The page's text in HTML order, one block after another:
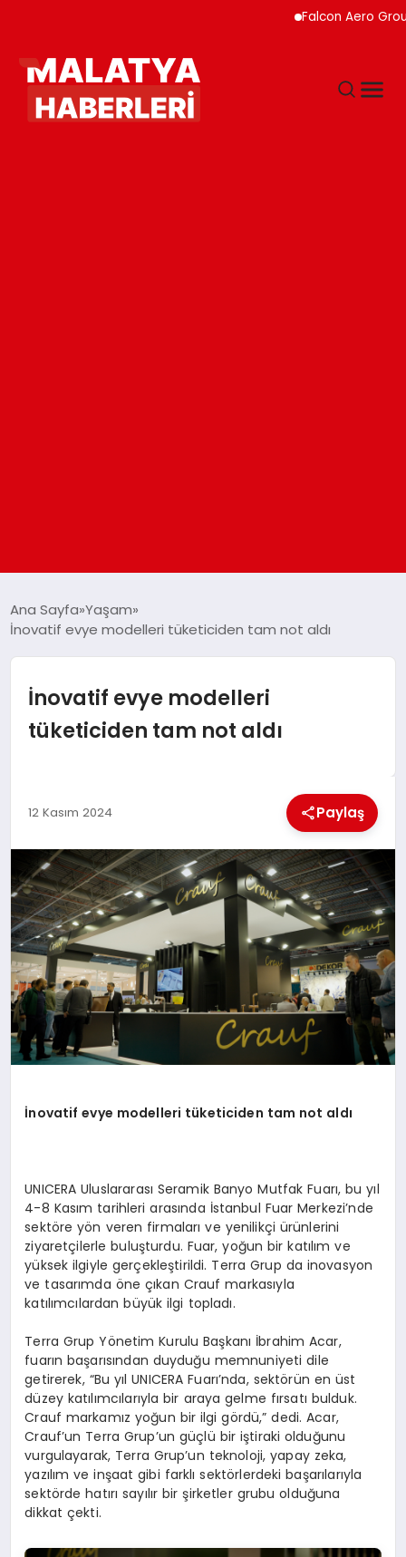
Falcon Aero Group,
DÜNYA
EKONOMI
MAGAZIN
SAĞLIK
SIYASET
SPOR
Ana Sayfa Yaşam
İnovatif evye modelleri tüketiciden tam not aldı
İnovatif evye modelleri
tüketiciden tam not aldı
12 Kasım 2024 Paylaş
İnovatif evye modelleri tüketiciden tam not aldı
UNICERA Uluslararası Seramik Banyo Mutfak Fuarı, bu yıl
4-8 Kasım tarihleri arasında İstanbul Fuar Merkezi’nde
sektöre yön veren firmaları ve yenilikçi ürünlerini
ziyaretçilerle buluşturdu. Fuar, yoğun bir katılım ve
yüksek ilgiyle gerçekleştirildi. Terra Grup da inovasyon
ve tasarımda öne çıkan Crauf markasıyla
katılımcılardan büyük ilgi topladı.
Terra Grup Yönetim Kurulu Başkanı İbrahim Acar,
fuarın başarısından duyduğu memnuniyeti dile
getirerek, “Bu yıl UNICERA Fuarı’nda, sektörün en üst
düzey katılımcılarıyla bir araya gelme fırsatı bulduk.
Crauf markamız yoğun bir ilgi gördü,” dedi. Acar,
Crauf’un Terra Grup’un güçlü bir iştiraki olduğunu
vurgulayarak, Terra Grup’un teknoloji, yapay zeka,
yazılım ve inşaat gibi farklı sektörlerdeki başarılarıyla
sektörde hatırı sayılır bir şirketler grubu olduğuna
dikkat çekti.